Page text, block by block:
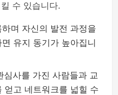
수 있습니다.
며 자신의 발전 과정을
유지 동기가 높아집니
심사를 가진 사람들과 교
얻고 네트워크를 넓힐 수